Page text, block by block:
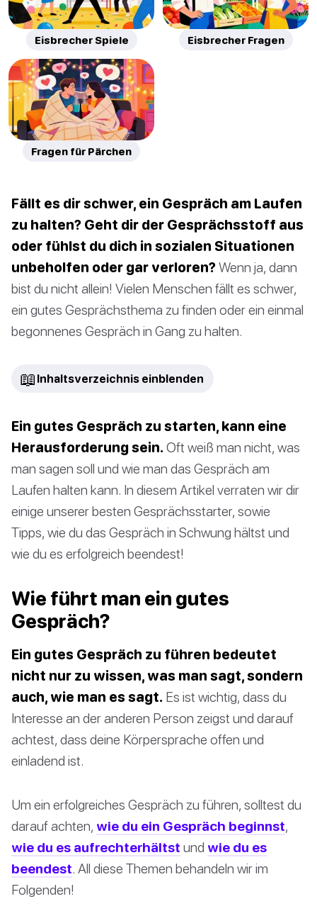
Eisbrecher Spiele Eisbrecher Fragen
Fragen für Pärchen
Fällt es dir schwer, ein Gespräch am Laufen
zu halten? Geht dir der Gesprächsstoff aus
oder fühlst du dich in sozialen Situationen
unbeholfen oder gar verloren?Wenn ja, dann
bist du nicht allein! Vielen Menschen fällt es schwer,
ein gutes Gesprächsthema zu finden oder ein einmal
begonnenes Gespräch in Gang zu halten.
📖 Inhaltsverzeichnis einblenden
Ein gutes Gespräch zu starten, kann eine
Herausforderung sein. Oft weiß man nicht, was
man sagen soll und wie man das Gespräch am
Laufen halten kann. In diesem Artikel verraten wir dir
einige unserer besten Gesprächsstarter, sowie
Tipps, wie du das Gespräch in Schwung hältst und
wie du es erfolgreich beendest!
Wie führt man ein gutes
Gespräch?
Ein gutes Gespräch zu führen bedeutet
nicht nur zu wissen, was man sagt, sondern
auch, wie man es sagt. Es ist wichtig, dass du
Interesse an der anderen Person zeigst und darauf
achtest, dass deine Körpersprache offen und
einladend ist.
Um ein erfolgreiches Gespräch zu führen, solltest du
darauf achten, wie du ein Gespräch beginnst,
wie du es aufrechterhältst und wie du es
beendest. All diese Themen behandeln wir im
Folgenden!